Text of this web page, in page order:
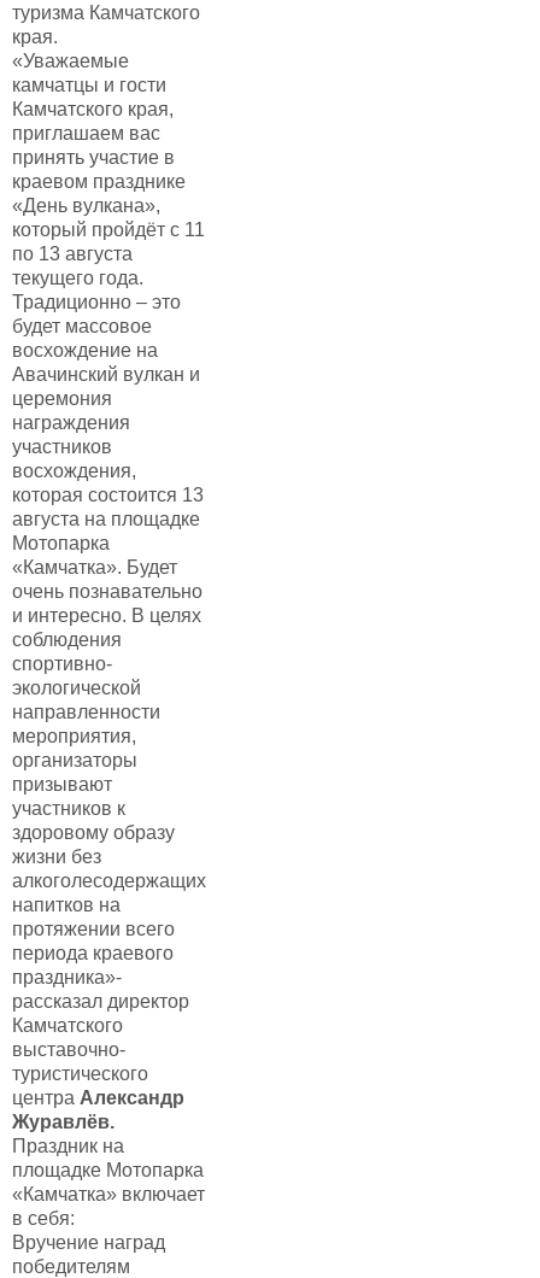
туризма Камчатского
края.
«Уважаемые
камчатцы и гости
Камчатского края,
приглашаем вас
принять участие в
краевом празднике
«День вулкана»,
который пройдёт с 11
по 13 августа
текущего года.
Традиционно – это
будет массовое
восхождение на
Авачинский вулкан и
церемония
награждения
участников
восхождения,
которая состоится 13
августа на площадке
Мотопарка
«Камчатка». Будет
очень познавательно
и интересно. В целях
соблюдения
спортивно-
экологической
направленности
мероприятия,
организаторы
призывают
участников к
здоровому образу
жизни без
алкоголесодержащих
напитков на
протяжении всего
периода краевого
праздника»-
рассказал директор
Камчатского
выставочно-
туристического
центра Александр
Журавлёв.
Праздник на
площадке Мотопарка
«Камчатка» включает
в себя:
Вручение наград
победителям